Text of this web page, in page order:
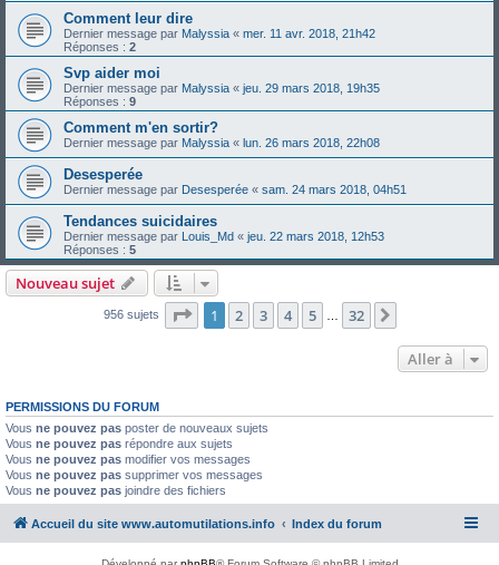
Comment leur dire
Dernier message par Malyssia « mer. 11 avr. 2018, 21h42
Réponses : 2
Svp aider moi
Dernier message par Malyssia « jeu. 29 mars 2018, 19h35
Réponses : 9
Comment m'en sortir?
Dernier message par Malyssia « lun. 26 mars 2018, 22h08
Desesperée
Dernier message par Desesperée « sam. 24 mars 2018, 04h51
Tendances suicidaires
Dernier message par Louis_Md « jeu. 22 mars 2018, 12h53
Réponses : 5
Nouveau sujet
956 sujets Page 1sur32
1 2 3 4 5 32
Aller à
PERMISSIONS DU FORUM
Vous ne pouvez pas poster de nouveaux sujets
Vous ne pouvez pas répondre aux sujets
Vous ne pouvez pas modifier vos messages
Vous ne pouvez pas supprimer vos messages
Vous ne pouvez pas joindre des fichiers
Accueil du site www.automutilations.info Index du forum